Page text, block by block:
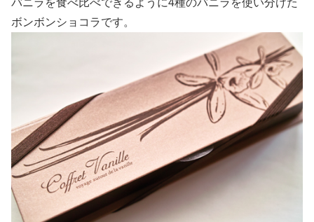
バニラを食べ比べできるように4種のバニラを使い分けた
ボンボンショコラです。